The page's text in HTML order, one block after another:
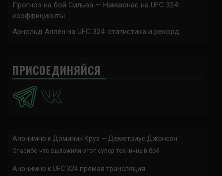
Прогноз на бой Сильва — Намаюнас на UFC 324:
коэффициенты
Арнольд Аллен на UFC 324: статистика и рекорд
ПРИСОЕДИНЯЙСЯ
Анонимно к Доминик Круз — Деметриус Джонсон
Спасибо что выложили этот супер техничный бой
Анонимно к UFC 324 прямая трансляция